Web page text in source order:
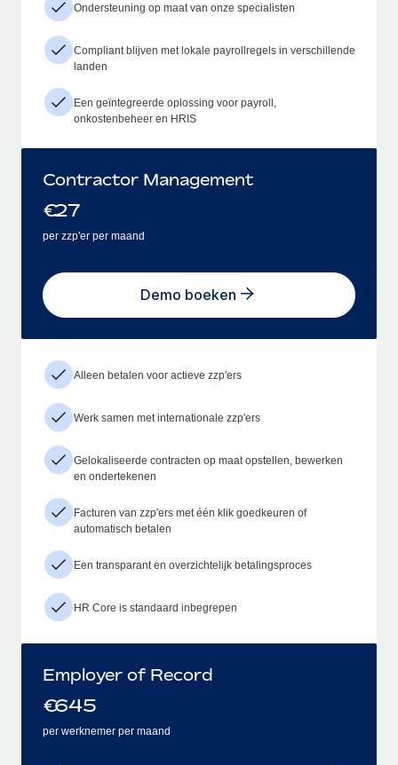
Ondersteuning op maat van onze specialisten
Compliant blijven met lokale payrollregels in verschillende
landen
Een geïntegreerde oplossing voor payroll,
onkostenbeheer en HRIS
Contractor Management
€27
per zzp'er per maand
Demo boeken
Alleen betalen voor actieve zzp'ers
Werk samen met internationale zzp'ers
Gelokaliseerde contracten op maat opstellen, bewerken
en ondertekenen
Facturen van zzp'ers met één klik goedkeuren of
automatisch betalen
Een transparant en overzichtelijk betalingsproces
HR Core is standaard inbegrepen
Employer of Record
€645
per werknemer per maand